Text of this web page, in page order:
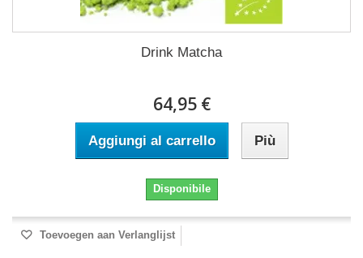
Drink Matcha
64,95 €
Aggiungi al carrello Più
Disponibile
Toevoegen aan Verlanglijst